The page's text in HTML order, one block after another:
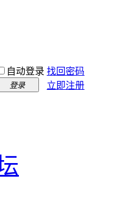
自动登录 找回密码
登录 立即注册